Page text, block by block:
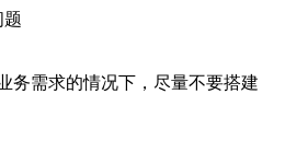
题
务需求的情况下，尽量不要搭建